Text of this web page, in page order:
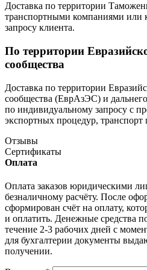
Доставка по территории
транспортными компаниями или
запросу клиента.
По территории
сообщества
Доставка по территории
сообщества (ЕврАзЭС) и
по индивидуальному запросу с
экспортных процедур, транспорт
Отзывы
Сертификаты
Оплата
Оплата заказов юридическими
безналичному расчёту. После
сформирован счёт на оплату,
и оплатить. Денежные средства
течение 2-3 рабочих дней с
для бухгалтерии документы
получении.